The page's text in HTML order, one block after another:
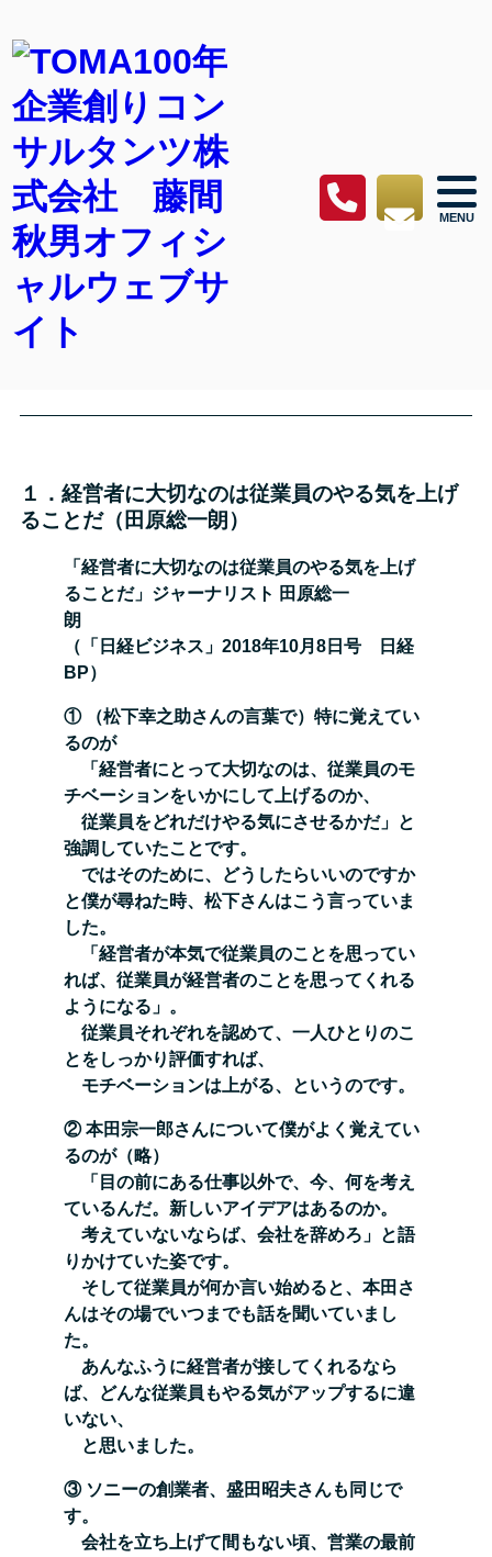
100年企業創りレポート
藤間秋男の100年企業創りレポート
vol.269 2020.10月号
１．経営者に大切なのは従業員のやる気を上げ
ることだ（田原総一朗）
「経営者に大切なのは従業員のやる気を上げ
ることだ」ジャーナリスト 田原総一
朗
（「日経ビジネス」2018年10月8日号 日経
BP）
① （松下幸之助さんの言葉で）特に覚えてい
るのが
「経営者にとって大切なのは、従業員のモ
チベーショ ンをいかにして上げるのか、
従業員をどれだけやる気にさせるかだ」と
強調していたことです。
ではそのために、どうしたらいいのですか
と僕が尋ねた時、松下さんはこう言っていま
した。
「経営者が本気で従業員のことを思ってい
れば、従業員が経営者のことを思ってくれる
ようになる」。
従業員それぞれを認めて、一人ひとりのこ
とをしっかり評価すれば、
モチベーションは上がる、というのです。
② 本田宗一郎さんについて僕がよく覚えてい
るのが（略）
「目の前にある仕事以外で、今、何を考え
ているんだ。新しいアイデアはあるのか。
考えていないならば、会社を辞めろ」と語
りかけていた姿です。
そして従業員が何か言い始めると、本田さ
んはその場でいつまでも話を聞いていまし
た。
あんなふうに経営者が接してくれるなら
ば、どんな従業員もやる気がアップするに違
いない、
と思いました。
③ ソニーの創業者、盛田昭夫さんも同じで
す。
会社を立ち上げて間もない頃、営業の最前